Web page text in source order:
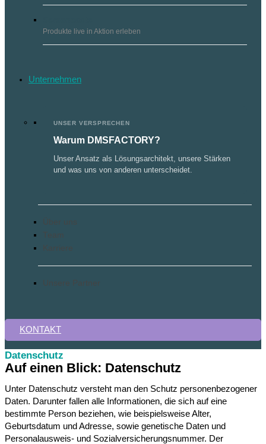
Produkte live in Aktion erleben
Unternehmen
UNSER VERSPRECHEN
Warum DMSFACTORY?
Unser Ansatz als Lösungsarchitekt, unsere Stärken
und was uns von anderen unterscheidet.
KONTAKT
Datenschutz
Auf einen Blick: Datenschutz
Unter Datenschutz versteht man den Schutz personenbezogener
Daten. Darunter fallen alle Informationen, die sich auf eine
bestimmte Person beziehen, wie beispielsweise Alter,
Geburtsdatum und Adresse, sowie genetische Daten und
Personalausweis- und Sozialversicherungsnummer. Der